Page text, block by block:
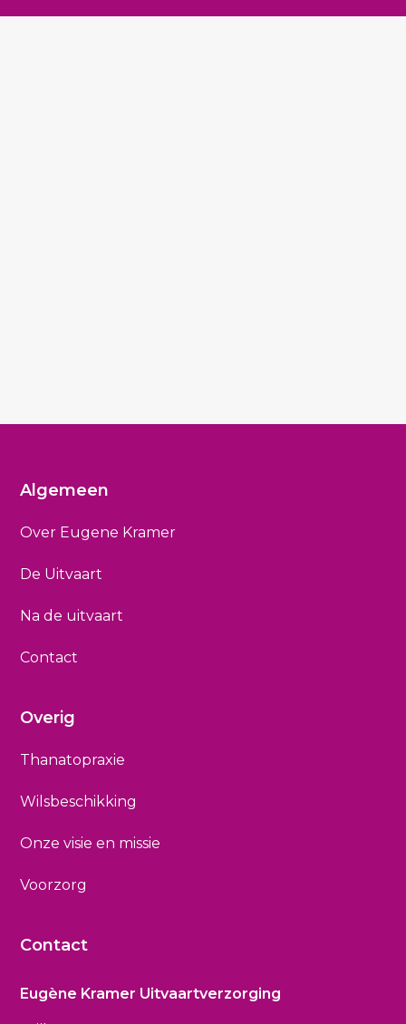
Algemeen
Over Eugene Kramer
De Uitvaart
Na de uitvaart
Contact
Overig
Thanatopraxie
Wilsbeschikking
Onze visie en missie
Voorzorg
Contact
Eugène Kramer Uitvaartverzorging